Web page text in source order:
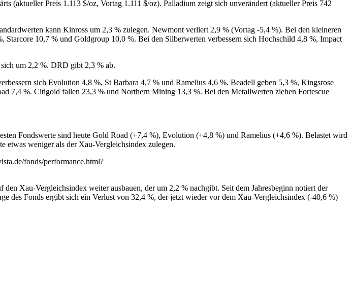
(aktueller Preis 1.113 $/oz, Vortag 1.111 $/oz). Palladium zeigt sich unverändert (aktueller Preis 742
kann Kinross um 2,3 % zulegen. Newmont verliert 2,9 % (Vortag -5,4 %). Bei den kleineren
10,7 % und Goldgroup 10,0 %. Bei den Silberwerten verbessern sich Hochschild 4,8 %, Impact
um 2,2 %. DRD gibt 2,3 % ab.
sich Evolution 4,8 %, St Barbara 4,7 % und Ramelius 4,6 %. Beadell geben 5,3 %, Kingsrose
7,4 %. Citigold fallen 23,3 % und Northern Mining 13,3 %. Bei den Metallwerten ziehen Fortescue
Fondswerte sind heute Gold Road (+7,4 %), Evolution (+4,8 %) und Ramelius (+4,6 %). Belastet wird
etwas weniger als der Xau-Vergleichsindex zulegen.
fonds/performance.html?
Xau-Vergleichsindex weiter ausbauen, der um 2,2 % nachgibt. Seit dem Jahresbeginn notiert der
des Fonds ergibt sich ein Verlust von 32,4 %, der jetzt wieder vor dem Xau-Vergleichsindex (-40,6 %)